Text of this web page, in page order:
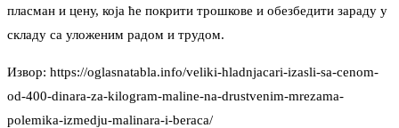
пласман и цену, која ће покрити трошкове и обезбедити зараду у
складу са уложеним радом и трудом.
Извор: https://oglasnatabla.info/veliki-hladnjacari-izasli-sa-cenom-
od-400-dinara-za-kilogram-maline-na-drustvenim-mrezama-
polemika-izmedju-malinara-i-beraca/